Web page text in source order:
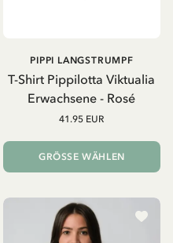
T-Shirt Pippilotta Viktualia
Erwachsene - Rosé
PIPPI LANGSTRUMPF
41.95 EUR
GRÖSSE WÄHLEN